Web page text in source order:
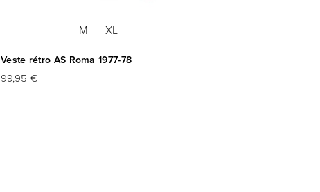
M XL
Veste rétro AS Roma 1977-78
99,95 €